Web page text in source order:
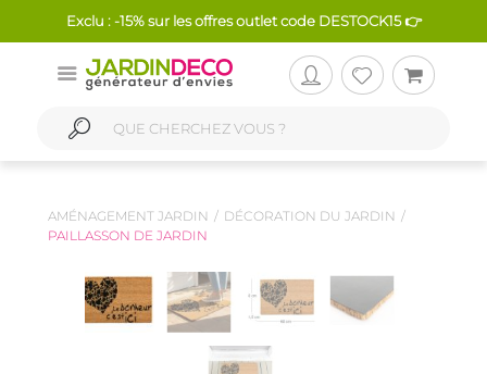
Exclu : -15% sur les offres outlet code DESTOCK15 👉
AMÉNAGEMENT JARDIN
DÉCORATION DU JARDIN
PAILLASSON DE JARDIN